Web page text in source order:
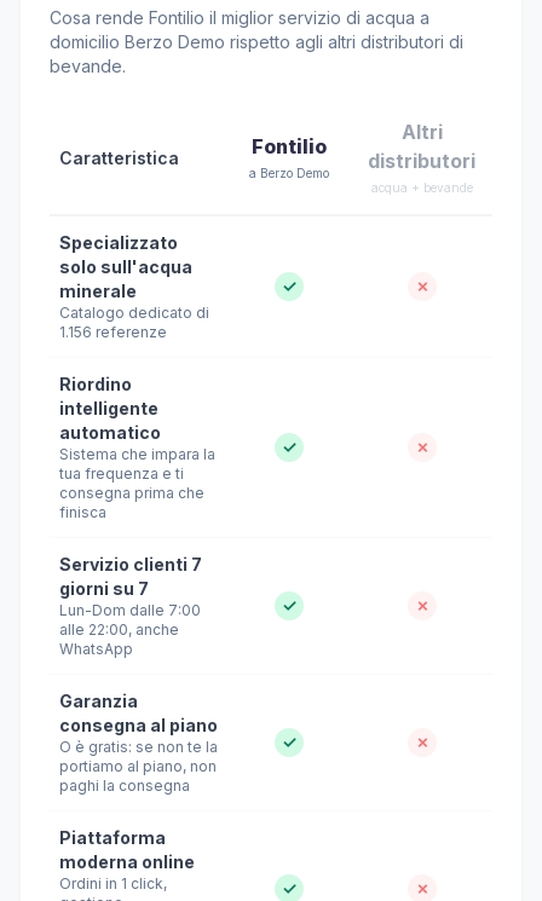
Cosa rende Fontilio il miglior servizio di acqua a
domicilio Berzo Demo rispetto agli altri distributori di
bevande.
Caratteristica Fontilio
a Berzo Demo
Altri
distributori
acqua + bevande
Specializzato
solo sull'acqua
minerale
Catalogo dedicato di
1.156 referenze
✓ ✗
Riordino
intelligente
automatico
Sistema che impara la
tua frequenza e ti
consegna prima che
finisca
✓ ✗
Servizio clienti 7
giorni su 7
Lun-Dom dalle 7:00
alle 22:00, anche
WhatsApp
✓ ✗
Garanzia
consegna al piano
O è gratis: se non te la
portiamo al piano, non
paghi la consegna
✓ ✗
Piattaforma
moderna online
Ordini in 1 click,
✓ ✗